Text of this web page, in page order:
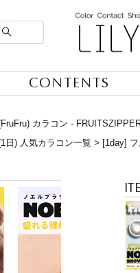
CONTENTS
カラコン -
日) 人気カラコン一覧 [1day]